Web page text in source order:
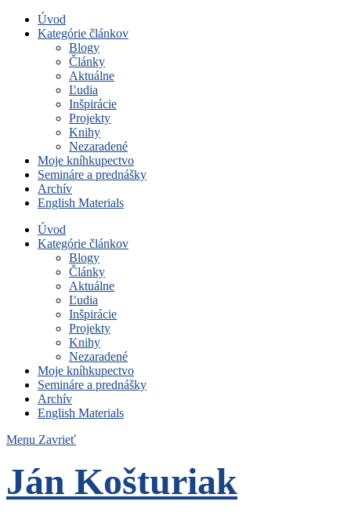
Úvod
Kategórie článkov
Blogy
Články
Aktuálne
Ľudia
Inšpirácie
Projekty
Knihy
Nezaradené
Moje kníhkupectvo
Semináre a prednášky
Archív
English Materials
Úvod
Kategórie článkov
Blogy
Články
Aktuálne
Ľudia
Inšpirácie
Projekty
Knihy
Nezaradené
Moje kníhkupectvo
Semináre a prednášky
Archív
English Materials
Menu Zavrieť
Ján Košturiak